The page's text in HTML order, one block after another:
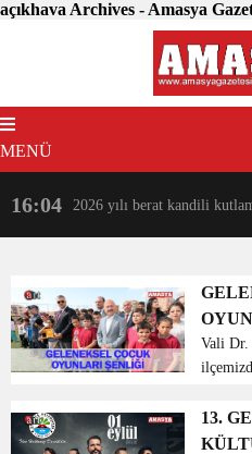
açıkhava Archives - Amasya
MENÜ
16:04 2026 yılı berat kandili
Vali Dr.
13.